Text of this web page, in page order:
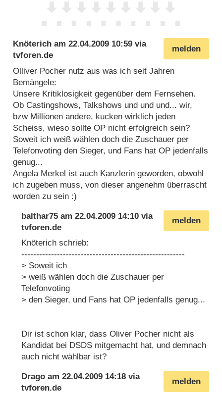
melden
Knöterich am22.04.2009 10:59 via
tvforen.de
Olliver Pocher nutz aus was ich seit Jahren
Bemängele:
Unsere Kritiklosigkeit gegenüber dem Fernsehen.
Ob Castingshows, Talkshows und und und... wir,
bzw Millionen andere, kucken wirklich jeden
Scheiss, wieso sollte OP nicht erfolgreich sein?
Soweit ich weiß wählen doch die Zuschauer per
Telefonvoting den Sieger, und Fans hat OP jedenfalls
genug...
Angela Merkel ist auch Kanzlerin geworden, obwohl
ich zugeben muss, von dieser angenehm überrascht
worden zu sein :)
melden
balthar75 am22.04.2009 14:10 via
tvforen.de
Knöterich schrieb:
-------------------------------------------------------
> Soweit ich
> weiß wählen doch die Zuschauer per
Telefonvoting
> den Sieger, und Fans hat OP jedenfalls genug...
Dir ist schon klar, dass Oliver Pocher nicht als
Kandidat bei DSDS mitgemacht hat, und demnach
auch nicht wählbar ist?
melden
Drago am22.04.2009 14:18 via
tvforen.de